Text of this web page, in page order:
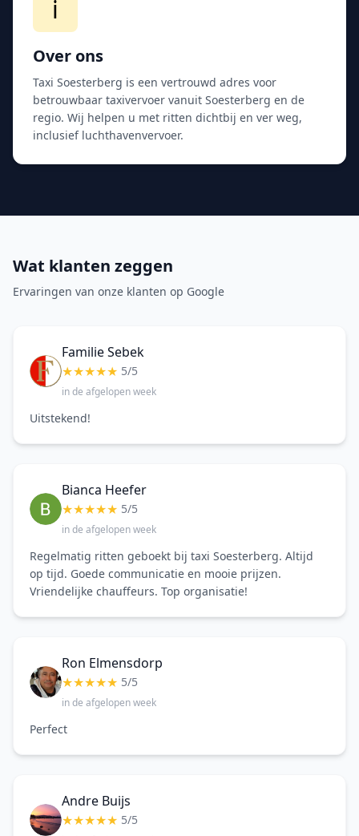
ℹ️
Over ons
Taxi Soesterberg is een vertrouwd adres voor
betrouwbaar taxivervoer vanuit Soesterberg en de
regio. Wij helpen u met ritten dichtbij en ver weg,
inclusief luchthavenvervoer.
Wat klanten zeggen
Ervaringen van onze klanten op Google
Familie Sebek
★★★★★ 5/5
in de afgelopen week
Uitstekend!
Bianca Heefer
★★★★★ 5/5
in de afgelopen week
Regelmatig ritten geboekt bij taxi Soesterberg. Altijd
op tijd. Goede communicatie en mooie prijzen.
Vriendelijke chauffeurs. Top organisatie!
Ron Elmensdorp
★★★★★ 5/5
in de afgelopen week
Perfect
Andre Buijs
★★★★★ 5/5